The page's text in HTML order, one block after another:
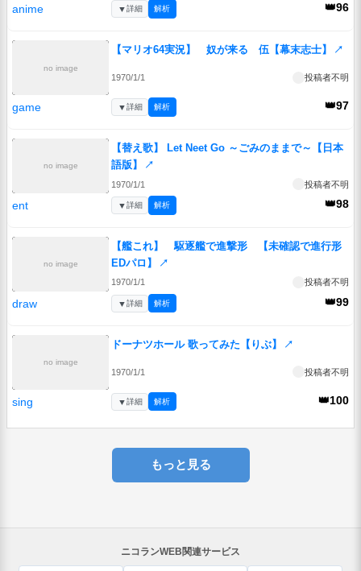
anime 👑96
▼詳細 解析
no image
【マリオ64実況】 奴が来る 伍【幕末志士】 ↗
1970/1/1 投稿者不明
game 👑97
▼詳細 解析
no image
【替え歌】 Let Neet Go ～ごみのままで～【日本
語版】
↗
1970/1/1 投稿者不明
ent 👑98
▼詳細 解析
no image
【艦これ】 駆逐艦で進撃形 【未確認で進行形
EDパロ】
↗
1970/1/1 投稿者不明
draw 👑99
▼詳細 解析
no image
ドーナツホール 歌ってみた【りぶ】 ↗
1970/1/1 投稿者不明
sing 👑100
▼詳細 解析
もっと見る
ニコランWEB関連サービス